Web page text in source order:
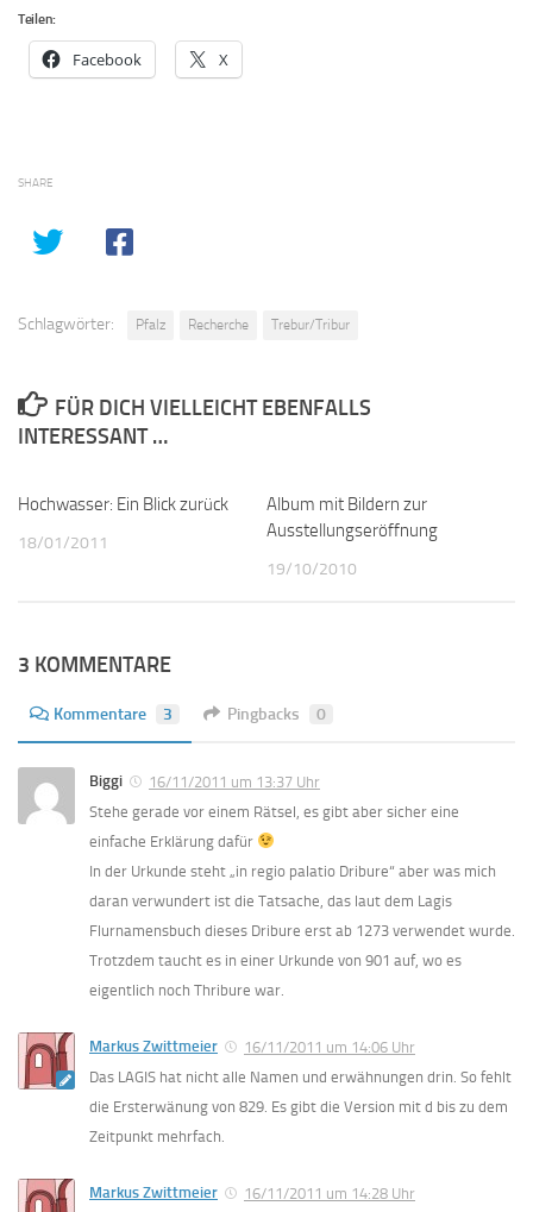
Teilen:
Facebook X
SHARE
Schlagwörter: Pfalz Recherche Trebur/Tribur
FÜR DICH VIELLEICHT EBENFALLS
INTERESSANT …
Hochwasser: Ein Blick zurück
18/01/2011
Album mit Bildern zur
Ausstellungseröffnung
19/10/2010
3 KOMMENTARE
Kommentare 3 Pingbacks 0
Biggi
16/11/2011 um 13:37 Uhr
Stehe gerade vor einem Rätsel, es gibt aber sicher eine
einfache Erklärung dafür
In der Urkunde steht „in regio palatio Dribure“ aber was mich
daran verwundert ist die Tatsache, das laut dem Lagis
Flurnamensbuch dieses Dribure erst ab 1273 verwendet wurde.
Trotzdem taucht es in einer Urkunde von 901 auf, wo es
eigentlich noch Thribure war.
Markus Zwittmeier
16/11/2011 um 14:06 Uhr
Das LAGIS hat nicht alle Namen und erwähnungen drin. So fehlt
die Ersterwänung von 829. Es gibt die Version mit d bis zu dem
Zeitpunkt mehrfach.
Markus Zwittmeier
16/11/2011 um 14:28 Uhr